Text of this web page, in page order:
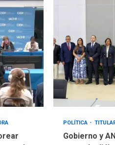
POLÍTICA
Gobierno y